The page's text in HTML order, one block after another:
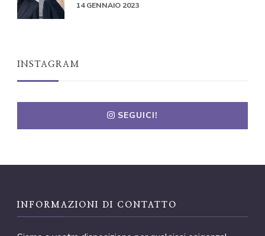
14 GENNAIO 2023
INSTAGRAM
SEGUICI!
INFORMAZIONI DI CONTATTO